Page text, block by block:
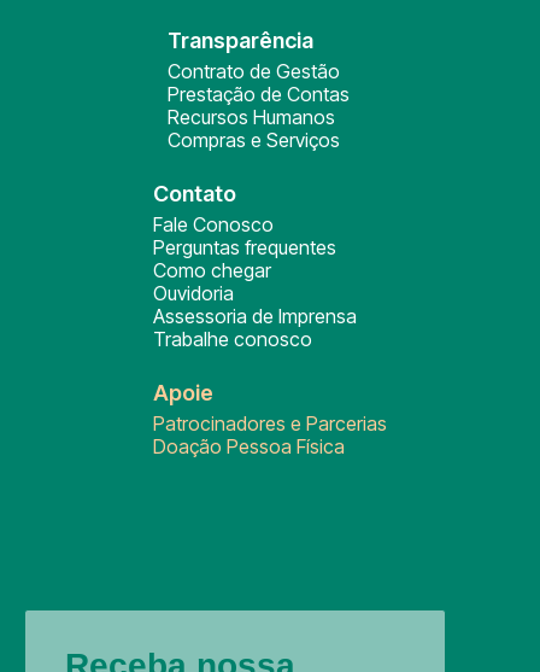
Transparência
Contrato de Gestão
Prestação de Contas
Recursos Humanos
Compras e Serviços
Contato
Fale Conosco
Perguntas frequentes
Como chegar
Ouvidoria
Assessoria de Imprensa
Trabalhe conosco
Apoie
Patrocinadores e Parcerias
Doação Pessoa Física